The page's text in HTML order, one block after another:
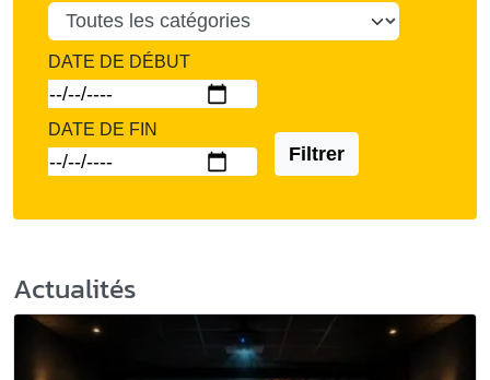
DATE DE DÉBUT
DATE DE FIN
Filtrer
Actualités